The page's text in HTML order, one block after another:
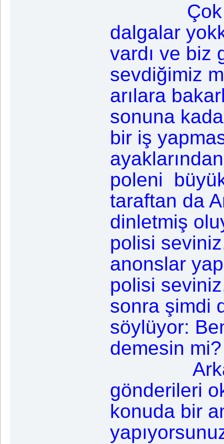
Çok
dalgalar
vardı ve biz
sevdiğimiz
arılara
sonuna
bir iş
poleni
taraftan da
dinletmiş
polisi
anonslar
polisi
sonra şimdi
söylüyor:
demesin mi?
gönderileri
konuda bir